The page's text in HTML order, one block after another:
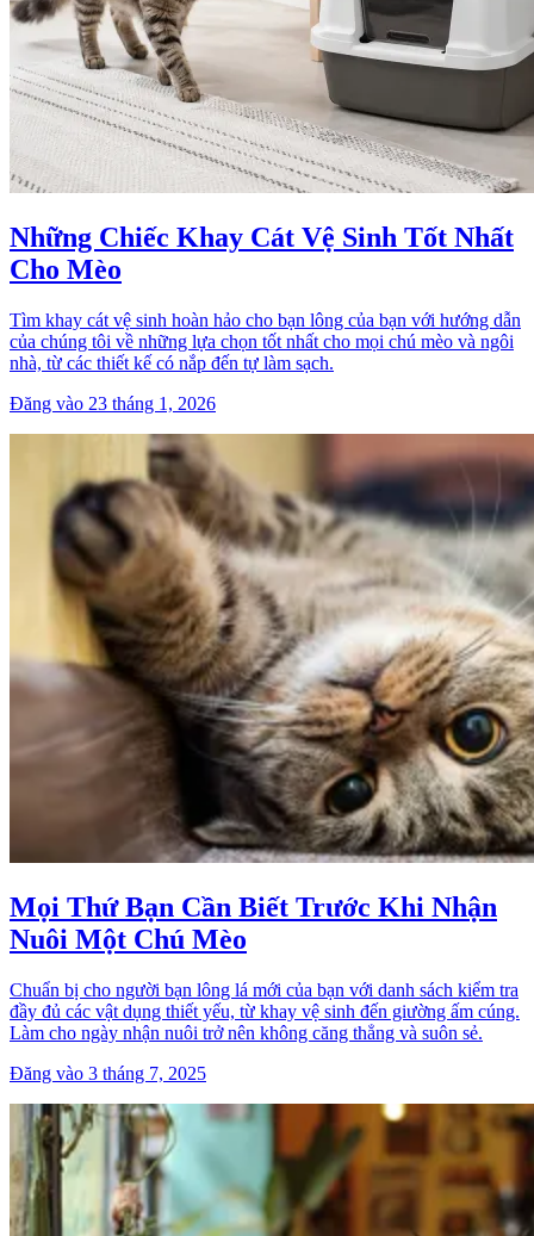
Những Chiếc Khay Cát Vệ Sinh Tốt Nhất
Cho Mèo
Tìm khay cát vệ sinh hoàn hảo cho bạn lông của bạn với hướng dẫn
của chúng tôi về những lựa chọn tốt nhất cho mọi chú mèo và ngôi
nhà, từ các thiết kế có nắp đến tự làm sạch.
Đăng vào 23 tháng 1, 2026
Mọi Thứ Bạn Cần Biết Trước Khi Nhận
Nuôi Một Chú Mèo
Chuẩn bị cho người bạn lông lá mới của bạn với danh sách kiểm tra
đầy đủ các vật dụng thiết yếu, từ khay vệ sinh đến giường ấm cúng.
Làm cho ngày nhận nuôi trở nên không căng thẳng và suôn sẻ.
Đăng vào 3 tháng 7, 2025